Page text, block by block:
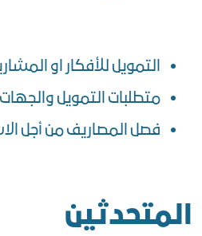
التمويل للأفكار او
متطلبات التمويل
فصل المصاريف من أجل
المتحدثين